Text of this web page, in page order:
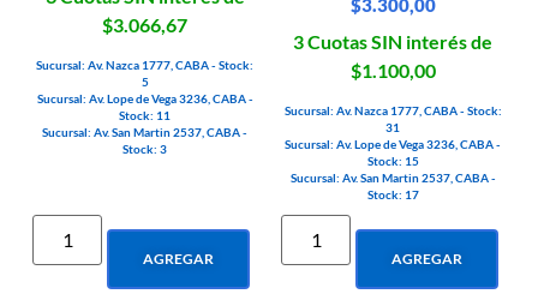
$3.066,67
Sucursal: Av. Nazca 1777, CABA - Stock:
5
Sucursal: Av. Lope de Vega 3236, CABA -
Stock: 11
Sucursal: Av. San Martin 2537, CABA -
Stock: 3
AGREGAR
$3.300,00
3 Cuotas SIN interés de
$1.100,00
Sucursal: Av. Nazca 1777, CABA - Stock:
31
Sucursal: Av. Lope de Vega 3236, CABA -
Stock: 15
Sucursal: Av. San Martin 2537, CABA -
Stock: 17
AGREGAR